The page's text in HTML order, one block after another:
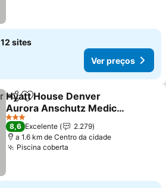
12 sites
Ver preços
PartilharAdicionar aos favoritos
Hyatt House Denver
Aurora Anschutz Medical
Campus
3 Estrelas
8,6 Excelente
2.279
a 1.6 km de Centro da cidade
Piscina coberta